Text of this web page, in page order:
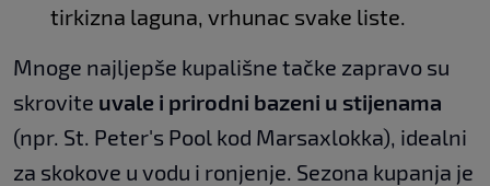
tirkizna laguna, vrhunac svake liste.
Mnoge najljepše kupališne tačke zapravo su
skrovite uvale i prirodni bazeni u stijenama
(npr. St. Peter's Pool kod Marsaxlokka), idealni
za skokove u vodu i ronjenje. Sezona kupanja je